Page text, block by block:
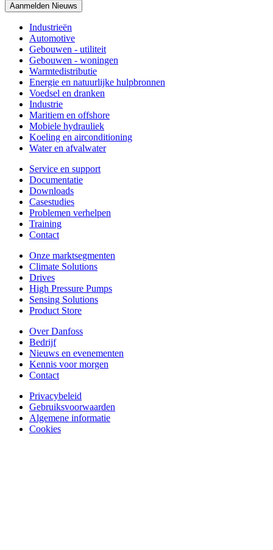
Aanmelden Nieuws
Industrieën
Automotive
Gebouwen - utiliteit
Gebouwen - woningen
Warmtedistributie
Energie en natuurlijke hulpbronnen
Voedsel en dranken
Industrie
Maritiem en offshore
Mobiele hydrauliek
Koeling en airconditioning
Water en afvalwater
Service en support
Documentatie
Downloads
Casestudies
Problemen verhelpen
Training
Contact
Onze marktsegmenten
Climate Solutions
Drives
High Pressure Pumps
Sensing Solutions
Product Store
Over Danfoss
Bedrijf
Nieuws en evenementen
Kennis voor morgen
Contact
Privacybeleid
Gebruiksvoorwaarden
Algemene informatie
Cookies